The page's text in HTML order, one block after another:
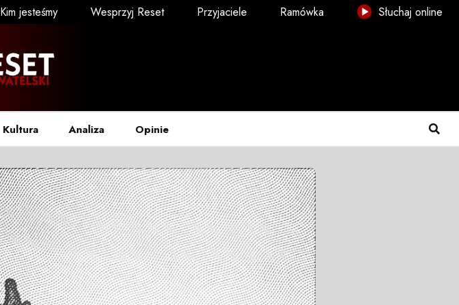
Kim jesteśmy Wesprzyj Reset Przyjaciele Ramówka Słuchaj online
Kultura Analiza Opinie